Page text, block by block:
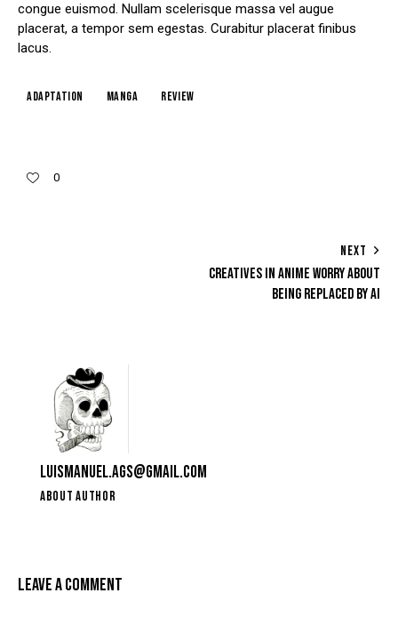
congue euismod. Nullam scelerisque massa vel augue
placerat, a tempor sem egestas. Curabitur placerat finibus
lacus.
Adaptation Manga Review
0
NEXT
CREATIVES IN ANIME WORRY ABOUT
BEING REPLACED BY AI
LUISMANUEL.AGS@GMAIL.COM
ABOUT AUTHOR
LEAVE A COMMENT